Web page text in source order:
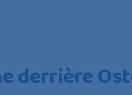
derrière